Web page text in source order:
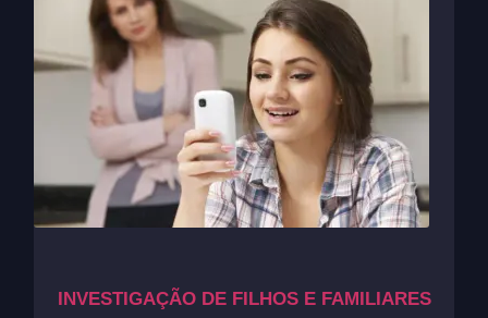
INVESTIGAÇÃO DE FILHOS E FAMILIARES